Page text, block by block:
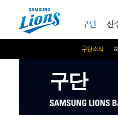
구단
구단소식
선
구단